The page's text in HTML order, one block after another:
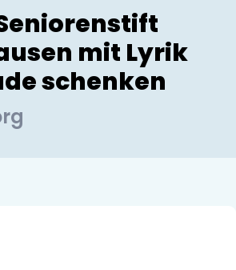
mit Lyrik
schenken